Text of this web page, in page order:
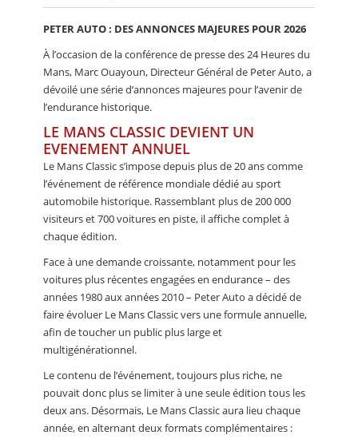
PETER AUTO : DES ANNONCES MAJEURES POUR 2026
À l’occasion de la conférence de presse des 24 Heures du
Mans, Marc Ouayoun, Directeur Général de Peter Auto, a
dévoilé une série d’annonces majeures pour l’avenir de
l’endurance historique.
LE MANS CLASSIC DEVIENT UN
EVENEMENT ANNUEL
Le Mans Classic s’impose depuis plus de 20 ans comme
l’événement de référence mondiale dédié au sport
automobile historique. Rassemblant plus de 200 000
visiteurs et 700 voitures en piste, il affiche complet à
chaque édition.
Face à une demande croissante, notamment pour les
voitures plus récentes engagées en endurance – des
années 1980 aux années 2010 – Peter Auto a décidé de
faire évoluer Le Mans Classic vers une formule annuelle,
afin de toucher un public plus large et
multigénérationnel.
Le contenu de l’événement, toujours plus riche, ne
pouvait donc plus se limiter à une seule édition tous les
deux ans. Désormais, Le Mans Classic aura lieu chaque
année, en alternant deux formats complémentaires :